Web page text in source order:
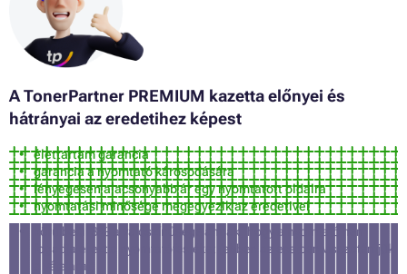
A TonerPartner PREMIUM kazetta előnyei és
hátrányai az eredetihez képest
élettartam garancia
garancia a nyomtató károsodására
lényegesen alacsonyabb ár egy nyomtatott oldalra
nyomtatási minősége megegyezik az eredetivel
körülbelül 3% a valószínűsége annak, hogy a nyomtató nem
fogadja el ezt a nyomtatófestéket (ebben az esetben visszatérítjük
a vételárat)